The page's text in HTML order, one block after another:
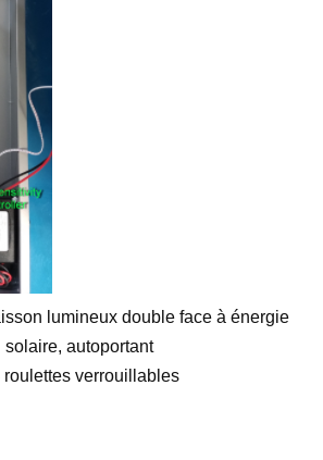
lumineux double face à énergie
solaire, autoportant
roulettes verrouillables